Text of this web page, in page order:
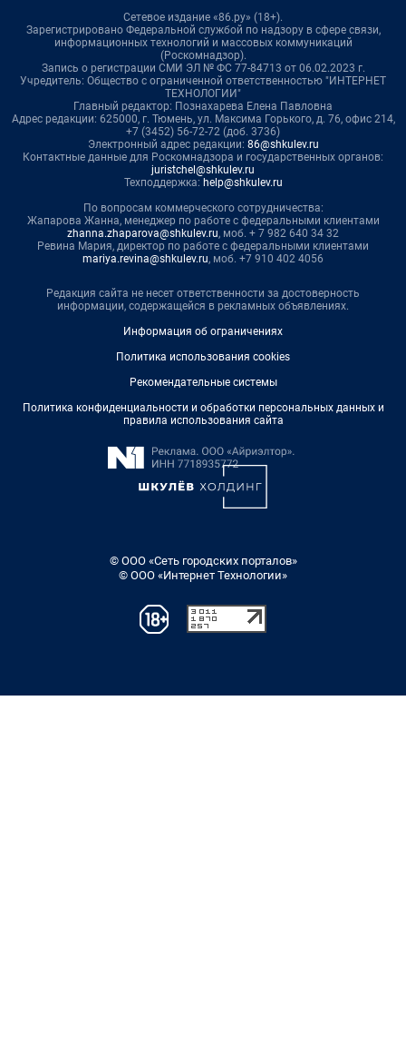
Сетевое издание «86.ру» (18+).
Зарегистрировано Федеральной службой по надзору в сфере связи,
информационных технологий и массовых коммуникаций
(Роскомнадзор).
Запись о регистрации СМИ ЭЛ № ФС 77-84713 от 06.02.2023 г.
Учредитель: Общество с ограниченной ответственностью "ИНТЕРНЕТ
ТЕХНОЛОГИИ"
Главный редактор: Познахарева Елена Павловна
Адрес редакции: 625000, г. Тюмень, ул. Максима Горького, д. 76, офис 214,
+7 (3452) 56-72-72 (доб. 3736)
Электронный адрес редакции: 86@shkulev.ru
Контактные данные для Роскомнадзора и государственных органов:
juristchel@shkulev.ru
Техподдержка: help@shkulev.ru
По вопросам коммерческого сотрудничества:
Жапарова Жанна, менеджер по работе с федеральными клиентами
zhanna.zhaparova@shkulev.ru, моб. + 7 982 640 34 32
Ревина Мария, директор по работе с федеральными клиентами
mariya.revina@shkulev.ru, моб. +7 910 402 4056
Редакция сайта не несет ответственности за достоверность
информации, содержащейся в рекламных объявлениях.
Информация об ограничениях
Политика использования cookies
Рекомендательные системы
Политика конфиденциальности и обработки персональных данных и
правила использования сайта
© ООО «Сеть городских порталов»
© ООО «Интернет Технологии»